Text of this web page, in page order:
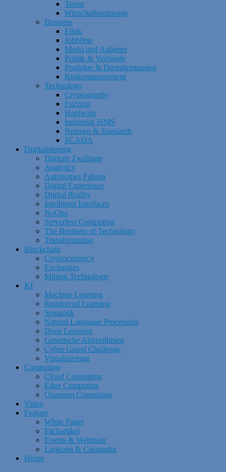
Terror
Wirtschaftsspionage
Business
Ethik
Jobbörse
Markt und Anbieter
Politik & Verbände
Produkte & Dienstleistungen
Risikomanagement
Technology
Cryptography
Fuzzing
Hardware
Industrial ISMS
Normen & Standards
SCADA
Digitalisierung
Digitale Zwillinge
Analytics
Autonomes Fahren
Digital Experience
Digital Reality
Intelligent Interfaces
NoOps
Serverless Computing
The Business of Technology
Transformation
Blockchain
Cryptocurrency
Exchanges
Mining Technologie
KI
Machine Learning
Reinforced Learning
Semantik
Natural Language Processing
Deep Learning
Genetische Algrorithmen
Cyber Grand Challenge
Visualisierung
Computing
Cloud Computing
Edge Computing
Quantum Computing
Video
Feature
White Paper
Fachartikel
Events & Webinare
Laokoon & Cassandra
Home